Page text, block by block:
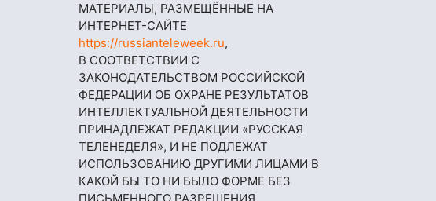
МАТЕРИАЛЫ, РАЗМЕЩЁННЫЕ НА
ИНТЕРНЕТ-САЙТЕ
https://russianteleweek.ru,
В СООТВЕТСТВИИ С
ЗАКОНОДАТЕЛЬСТВОМ РОССИЙСКОЙ
ФЕДЕРАЦИИ ОБ ОХРАНЕ РЕЗУЛЬТАТОВ
ИНТЕЛЛЕКТУАЛЬНОЙ ДЕЯТЕЛЬНОСТИ
ПРИНАДЛЕЖАТ РЕДАКЦИИ «РУССКАЯ
ТЕЛЕНЕДЕЛЯ», И НЕ ПОДЛЕЖАТ
ИСПОЛЬЗОВАНИЮ ДРУГИМИ ЛИЦАМИ В
КАКОЙ БЫ ТО НИ БЫЛО ФОРМЕ БЕЗ